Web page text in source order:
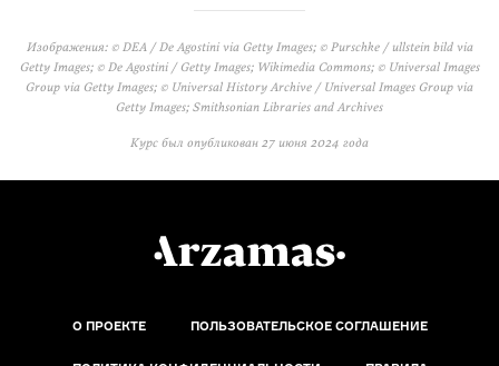
Изображения: © DEA / De Agostini via Getty Images; © Purschke / ullstein bild via
Getty Images; © De Agostini / Getty Images; Wikimedia Commons; © Universal Images
Group via Getty Images; © Universal History Archive / Universal Images Group via
Getty Images; Smithsonian Libraries and Archives
Курс был опубликован 27 июня 2024 года
О ПРОЕКТЕ ПОЛЬЗОВАТЕЛЬСКОЕ СОГЛАШЕНИЕ